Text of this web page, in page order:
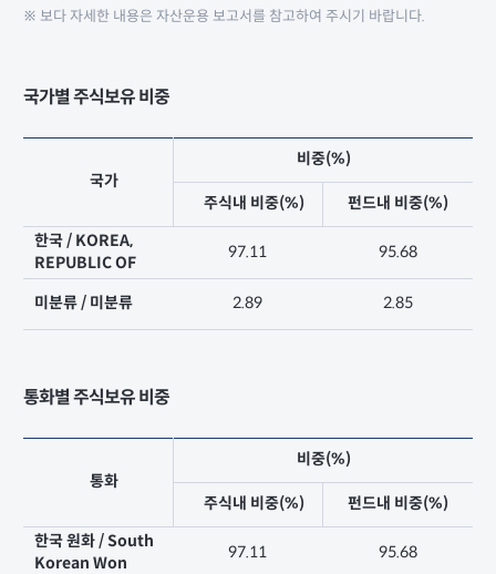
※ 보다 자세한 내용은 자산운용 보고서를 참고하여 주시기 바랍니다.
국가별 주식보유 비중
국가
비중(%)
주식내 비중(%)
펀드내 비중(%)
한국 / KOREA,
REPUBLIC OF
97.11 95.68
미분류 / 미분류 2.89 2.85
통화별 주식보유 비중
통화
비중(%)
주식내 비중(%)
펀드내 비중(%)
한국 원화 / South
Korean Won
97.11 95.68